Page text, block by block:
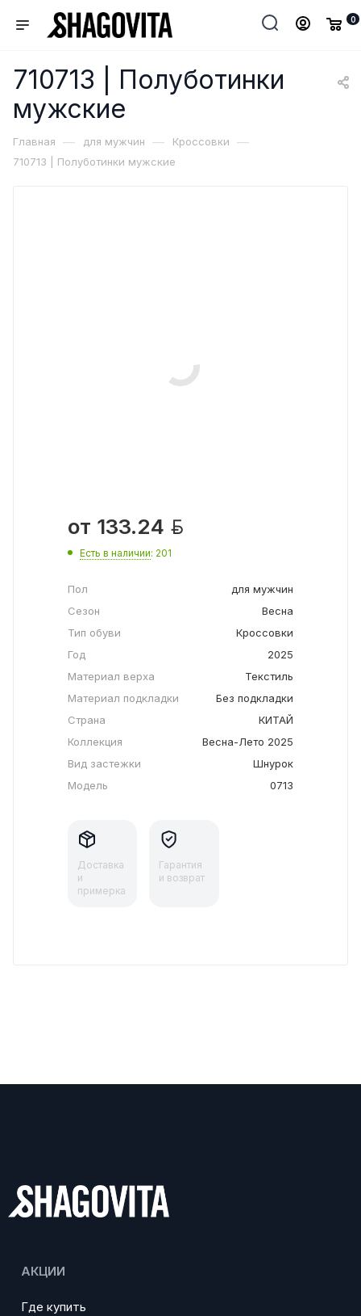
0
710713 | Полуботинки
мужские
Главная — для мужчин — Кроссовки —
710713 | Полуботинки мужские
от 133.24 
Есть в наличии: 201
Пол
для мужчин
Сезон
Весна
Тип обуви
Кроссовки
Год
2025
Материал верха
Текстиль
Материал подкладки
Без подкладки
Страна
КИТАЙ
Коллекция
Весна-Лето 2025
Вид застежки
Шнурок
Модель
0713
Доставка
и
примерка
Гарантия
и возврат
АКЦИИ
Где купить